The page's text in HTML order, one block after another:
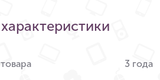
3 года